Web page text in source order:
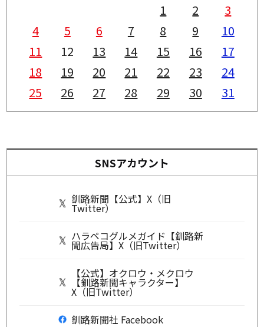
1
2
3
4
5 6 7 8 9
10
11
12 13 14 15 16
17
18
19 20 21 22 23
24
25
26 27 28 29 30 31
SNSアカウント
釧路新聞【公式】X（旧
Twitter）
ハラペコグルメガイド【釧路新
聞広告局】X（旧Twitter）
【公式】オクロウ・メクロウ
【釧路新聞キャラクター】
X（旧Twitter）
釧路新聞社 Facebook